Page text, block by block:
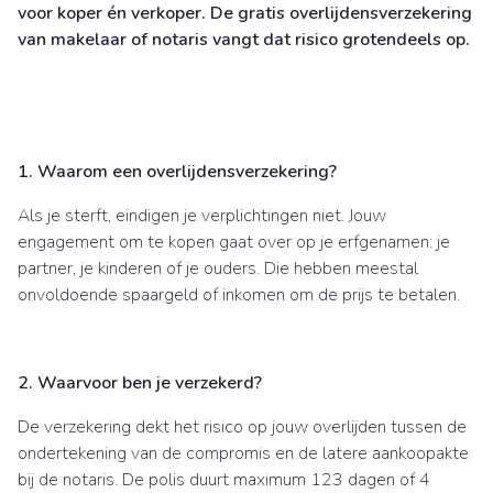
voor koper én verkoper. De gratis overlijdensverzekering
van makelaar of notaris vangt dat risico grotendeels op.
1. Waarom een overlijdensverzekering?
Als je sterft, eindigen je verplichtingen niet. Jouw
engagement om te kopen gaat over op je erfgenamen: je
partner, je kinderen of je ouders. Die hebben meestal
onvoldoende spaargeld of inkomen om de prijs te betalen.
2. Waarvoor ben je verzekerd?
De verzekering dekt het risico op jouw overlijden tussen de
ondertekening van de compromis en de latere aankoopakte
bij de notaris. De polis duurt maximum 123 dagen of 4